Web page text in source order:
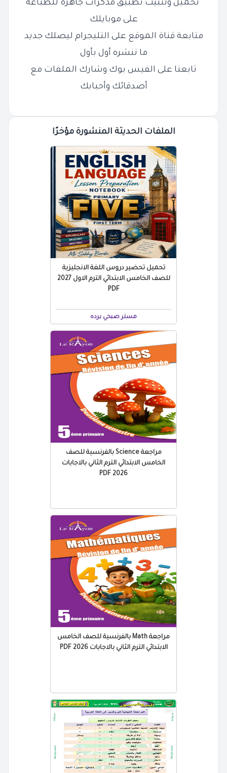
تحميل وتثبيت تطبيق مذكرات جاهزة للطباعة
على موبايلك
متابعة قناة الموقع على التليجرام ليصلك جديد
ما ننشره أول بأول
تابعنا على الفيس بوك وشارك الملفات مع
أصدقائك وأحبابك
الملفات الحديثة المنشورة مؤخرًا
تحميل تحضير دروس اللغة الانجليزية
للصف الخامس الابتدائي الترم الاول 2027
PDF
مستر صبحي برده
مراجعة Science بالفرنسية للصف
الخامس الابتدائي الترم الثاني بالاجابات
2026 PDF
مراجعة Math بالفرنسية للصف الخامس
الابتدائي الترم الثاني بالاجابات 2026 PDF